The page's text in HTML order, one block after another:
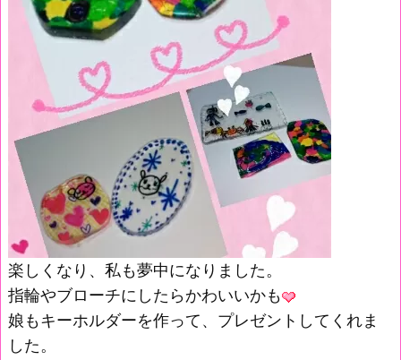
楽しくなり、私も夢中になりました。
指輪やブローチにしたらかわいいかも
娘もキーホルダーを作って、プレゼントしてくれま
した。